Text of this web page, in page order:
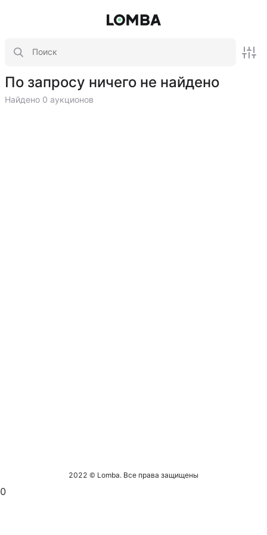
По запросу ничего не найдено
Найдено 0 аукционов
2022 © Lomba. Все права защищены
0